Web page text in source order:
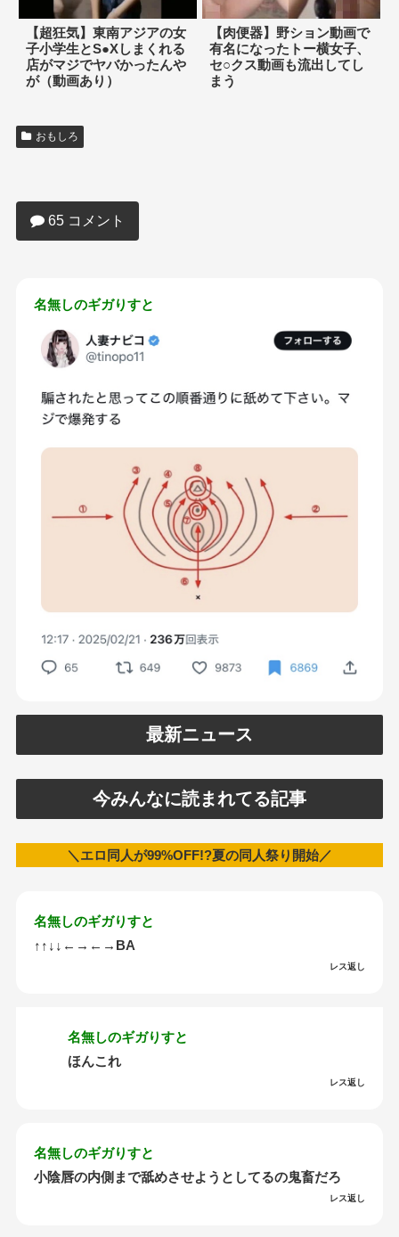
【超狂気】東南アジアの女
子小学生とS●Xしまくれる
店がマジでヤバかったんや
が（動画あり）
【肉便器】野ション動画で
有名になったトー横女子、
セ○クス動画も流出してし
まう
おもしろ
ニすれば女は爆発します」
65 コメント
名無しのギガりすと
最新ニュース
今みんなに読まれてる記事
＼エロ同人が99%OFF!?夏の同人祭り開始／
名無しのギガりすと
↑↑↓↓←→←→BA
レス返し
名無しのギガりすと
ほんこれ
レス返し
名無しのギガりすと
小陰唇の内側まで舐めさせようとしてるの鬼畜だろ
レス返し